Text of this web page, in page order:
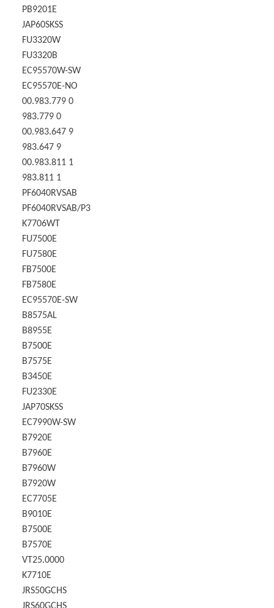
PB9201E
JAP60SKSS
FU3320W
FU3320B
EC95570W-SW
EC95570E-NO
00.983.779 0
983.779 0
00.983.647 9
983.647 9
00.983.811 1
983.811 1
PF6040RVSAB
PF6040RVSAB/P3
K7706WT
FU7500E
FU7580E
FB7500E
FB7580E
EC95570E-SW
B8575AL
B8955E
B7500E
B7575E
B3450E
FU2330E
JAP70SKSS
EC7990W-SW
B7920E
B7960E
B7960W
B7920W
EC7705E
B9010E
B7500E
B7570E
VT25.0000
K7710E
JRS50GCHS
JRS60GCHS